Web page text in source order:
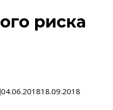
риска
04.06.201818.09.2018